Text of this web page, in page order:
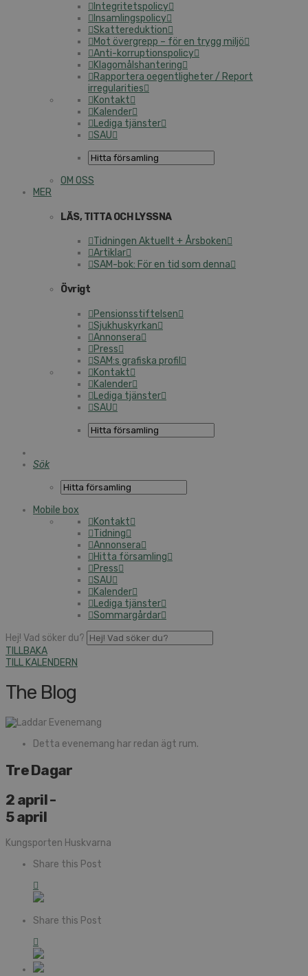
Integritetspolicy
Insamlingspolicy
Skattereduktion
Mot övergrepp – för en trygg miljö
Anti-korruptionspolicy
Klagomålshantering
Rapportera oegentligheter / Report
irregularities
Kontakt
Kalender
Lediga tjänster
SAU
OM OSS
MER
LÄS, TITTA OCH LYSSNA
Tidningen Aktuellt + Årsboken
Artiklar
SAM-bok: För en tid som denna
Övrigt
Pensionsstiftelsen
Sjukhuskyrkan
Annonsera
Press
SAM:s grafiska profil
Kontakt
Kalender
Lediga tjänster
SAU
Sök
Mobile box
Kontakt
Tidning
Annonsera
Hitta församling
Press
SAU
Kalender
Lediga tjänster
Sommargårdar
Hej! Vad söker du?
TILLBAKA
TILL KALENDERN
The Blog
Detta evenemang har redan ägt rum.
Tre Dagar
2 april-
5 april
Kungsporten Huskvarna
Share this Post
Share this Post